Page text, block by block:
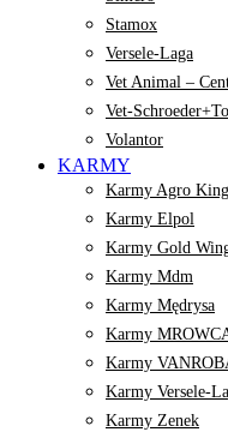
Stamox
Versele-Laga
Vet Animal –
Vet-
Volantor
KARMY
Karmy Agro King
Karmy Elpol
Karmy Gold
Karmy Mdm
Karmy Mędrysa
Karmy
Karmy
Karmy Versele-
Karmy Zenek